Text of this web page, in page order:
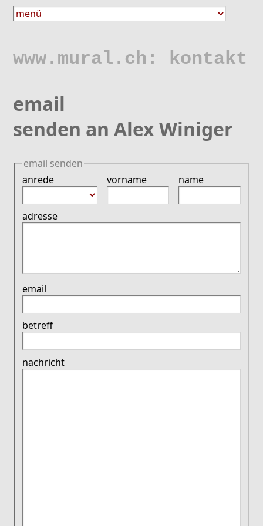
www.mural.ch: kontakt
email
senden an Alex Winiger
email senden
anrede
vorname name
adresse
email
betreff
nachricht